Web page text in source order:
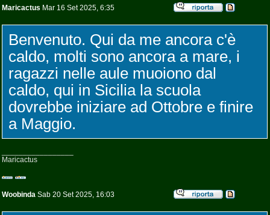
Maricactus Mar 16 Set 2025, 6:35
Benvenuto. Qui da me ancora c'è
caldo, molti sono ancora a mare, i
ragazzi nelle aule muoiono dal
caldo, qui in Sicilia la scuola
dovrebbe iniziare ad Ottobre e finire
a Maggio.
Maricactus
Woobinda Sab 20 Set 2025, 16:03